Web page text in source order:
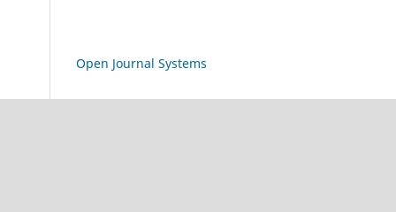
Open Journal Systems